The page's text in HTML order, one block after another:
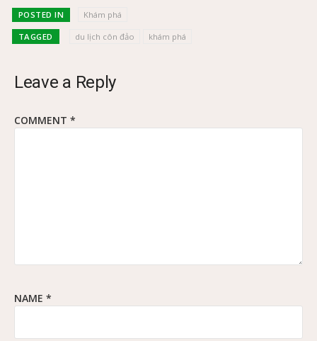
POSTED IN Khám phá
TAGGED du lịch côn đảo khám phá
Leave a Reply
COMMENT *
NAME *